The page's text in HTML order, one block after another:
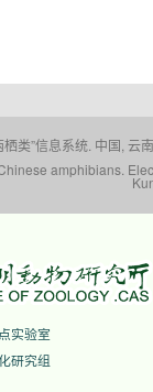
栖类”信息系统. 中国,
amphibians.
实验室
研究组